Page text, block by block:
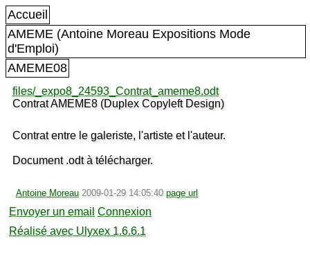
Accueil
AMEME (Antoine Moreau Expositions Mode
d'Emploi)
AMEME08
files/_expo8_24593_Contrat_ameme8.odt
Contrat AMEME8 (Duplex Copyleft Design)
Contrat entre le galeriste, l'artiste et l'auteur.
Document .odt à télécharger.
Antoine Moreau 2009-01-29 14:05:40 page url
Envoyer un email Connexion
Réalisé avec Ulyxex 1.6.6.1